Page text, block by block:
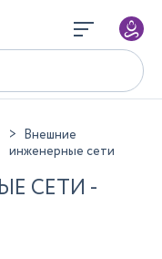
Внешние
инженерные сети
СЕТИ -